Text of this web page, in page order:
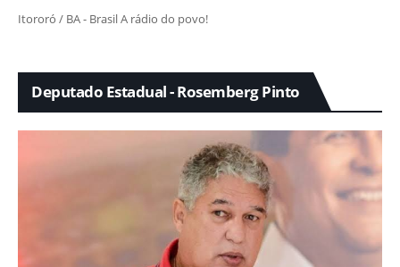
Itororó / BA - Brasil A rádio do povo!
Deputado Estadual - Rosemberg Pinto